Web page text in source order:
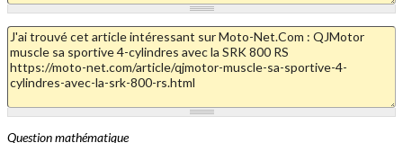
Question mathématique